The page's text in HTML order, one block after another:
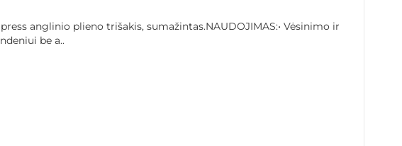
anglinio plieno trišakis, sumažintas.NAUDOJIMAS:• Vėsinimo ir
be a..